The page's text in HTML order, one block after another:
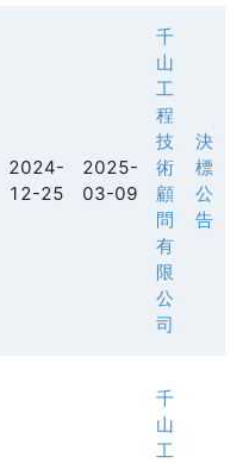
2024-
12-25
2025-
03-09
千
山
工
程
技
術
顧
問
有
限
公
司
決
標
公
告
千
山
工